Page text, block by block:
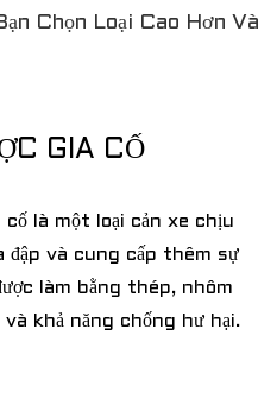
Chọn Loại Cao Hơn
GIA CỐ
cố là một loại cản xe chịu
đập và cung cấp thêm sự
làm bằng thép, nhôm
khả năng chống hư hại.